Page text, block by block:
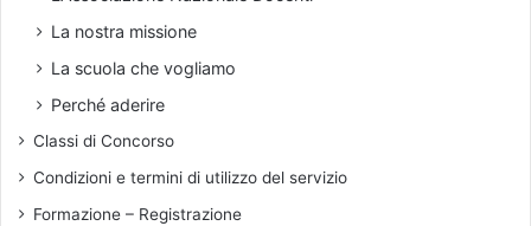
La nostra missione
La scuola che vogliamo
Perché aderire
Classi di Concorso
Condizioni e termini di utilizzo del servizio
Formazione – Registrazione